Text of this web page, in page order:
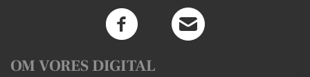
OM VORES DIGITAL